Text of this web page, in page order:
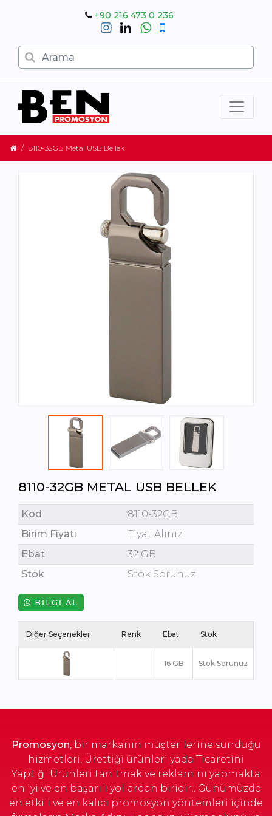
+90 216 473 0 236
8110-32GB Metal USB Bellek
8110-32GB METAL USB BELLEK
Kod
8110-32GB
Birim Fiyatı
Fiyat Alınız
Ebat
32 GB
Stok
Stok Sorunuz
BILGI AL
Diğer Seçenekler Renk Ebat Stok
16 GB Stok Sorunuz
Promosyon, bir markanın müşterilerine sunduğu
hizmetleri, Ürettiği ürünleri yada Ticaretini
Yaptığı Ürünleri tanıtmak ve reklamını yapmakta
en iyi ve en başarılı yollardan biridir.. Günümüzde
en etkili ve en kalıcı promosyon yöntemleri içinde